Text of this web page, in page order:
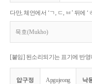
다만, 체언에서 ‘ㄱ, ㄷ, ㅂ’ 뒤에
묵호(Mukho)
[붙임] 된소리되기는 표기에 반영
압구정 Apgujeong 낙